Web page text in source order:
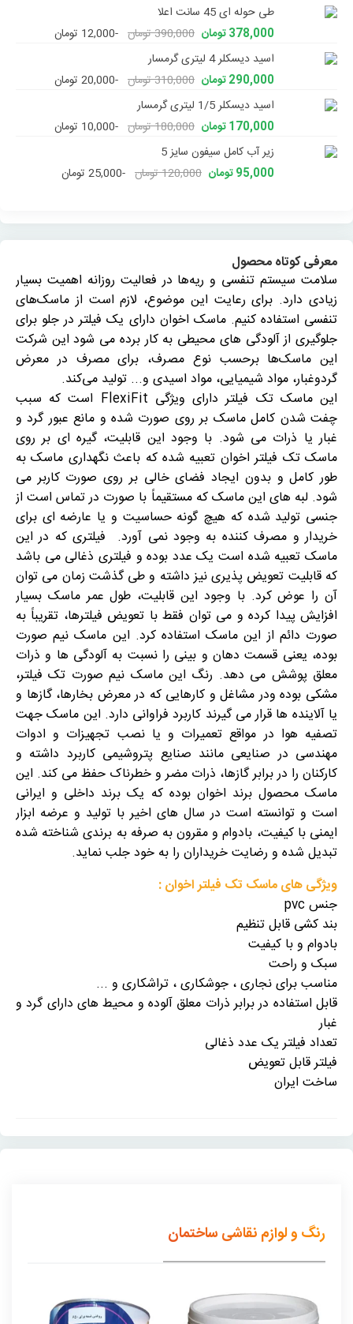
طی حوله ای 45 سانت اعلا
378,000 تومان
390,000 تومان
-12,000 تومان
اسید دیسکلر 4 لیتری گرمسار
290,000 تومان
310,000 تومان
-20,000 تومان
اسید دیسکلر 1/5 لیتری گرمسار
170,000 تومان
180,000 تومان
-10,000 تومان
زیر آب کامل سیفون سایز 5
95,000 تومان
120,000 تومان -25,000 تومان
معرفی کوتاه محصول
سلامت سیستم تنفسی و ریه‌ها در فعالیت روزانه اهمیت بسیار
زیادی دارد. برای رعایت این موضوع، لازم است از ماسک‌های
تنفسی استفاده کنیم. ماسک اخوان دارای یک فیلتر در جلو برای
جلوگیری از آلودگی های محیطی به کار برده می شود این شرکت
این ماسک‌ها برحسب نوع مصرف، برای مصرف در معرض
گردوغبار، مواد شیمیایی، مواد اسیدی و... تولید می‌کند.
این ماسک تک فیلتر دارای ویژگی FlexiFit است که سبب
چفت شدن کامل ماسک بر روی صورت شده و مانع عبور گرد و
غبار یا ذرات می شود. با وجود این قابلیت، گیره ای بر روی
ماسک تک فیلتر اخوان تعبیه شده که باعث نگهداری ماسک به
طور کامل و بدون ایجاد فضای خالی بر روی صورت کاربر می
شود. لبه های این ماسک که مستقیماً با صورت در تماس است از
جنسی تولید شده که هیچ گونه حساسیت و یا عارضه ای برای
خریدار و مصرف کننده به وجود نمی آورد. فیلتری که در این
ماسک تعبیه شده است یک عدد بوده و فیلتری ذغالی می باشد
که قابلیت تعویض پذیری نیز داشته و طی گذشت زمان می توان
آن را عوض کرد. با وجود این قابلیت، طول عمر ماسک بسیار
افزایش پیدا کرده و می توان فقط با تعویض فیلترها، تقریباً به
صورت دائم از این ماسک استفاده کرد. این ماسک نیم صورت
بوده، یعنی قسمت دهان و بینی را نسبت به آلودگی ها و ذرات
معلق پوشش می دهد. رنگ این ماسک نیم صورت تک فیلتر،
مشکی بوده ودر مشاغل و کارهایی که در معرض بخارها، گازها و
یا آلاینده ها قرار می گیرند کاربرد فراوانی دارد. این ماسک جهت
تصفیه هوا در مواقع تعمیرات و یا نصب تجهیزات و ادوات
مهندسی در صنایعی مانند صنایع پتروشیمی کاربرد داشته و
کارکنان را در برابر گازها، ذرات مضر و خطرناک حفظ می کند. این
ماسک محصول برند اخوان بوده که یک برند داخلی و ایرانی
است و توانسته است در سال های اخیر با تولید و عرضه ابزار
ایمنی با کیفیت، بادوام و مقرون به صرفه به برندی شناخته شده
تبدیل شده و رضایت خریداران را به خود جلب نماید.
ویژگی های ماسک تک فیلتر اخوان :
جنس pvc
بند کشی قابل تنظیم
بادوام و با کیفیت
سبک و راحت
مناسب برای نجاری ، جوشکاری ، تراشکاری و ...
قابل استفاده در برابر ذرات معلق آلوده و محیط های دارای گرد و
غبار
تعداد فیلتر یک عدد ذغالی
فیلتر قابل تعویض
ساخت ایران
رنگ و لوازم نقاشی ساختمان